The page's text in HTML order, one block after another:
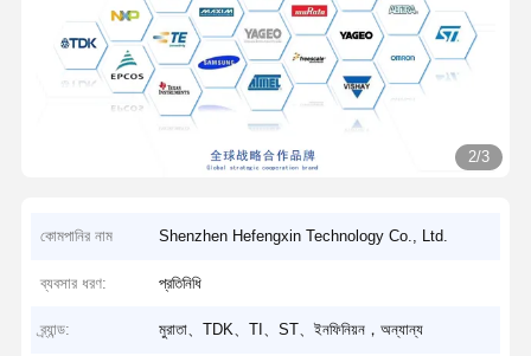
2/3
কোমপানির নাম Shenzhen Hefengxin Technology Co., Ltd.
ব্যবসার ধরণ: প্রতিনিধি
ব্র্যান্ড: মুরাতা、TDK、TI、ST、ইনফিনিয়ন，অন্যান্য